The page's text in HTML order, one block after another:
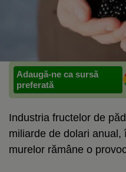
Adaugă-ne ca sursă
preferată
Industria fructelor de
miliarde de dolari
murelor rămâne o